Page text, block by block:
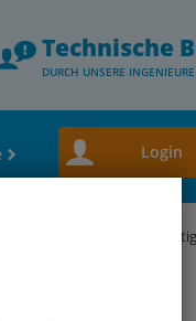
Technische
DURCH UNSERE INGENIEURE
Login